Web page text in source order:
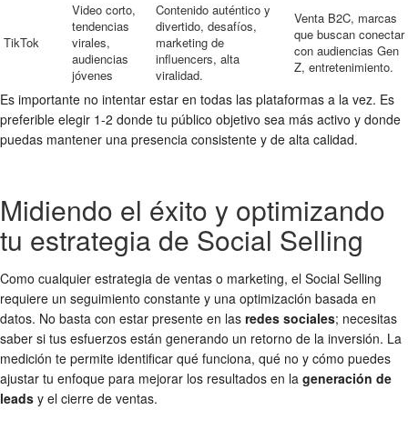
TikTok
Video corto,
tendencias
virales,
audiencias
jóvenes
Contenido auténtico y
divertido, desafíos,
marketing de
influencers, alta
viralidad.
Venta B2C, marcas
que buscan conectar
con audiencias Gen
Z, entretenimiento.
Es importante no intentar estar en todas las plataformas a la vez. Es
preferible elegir 1-2 donde tu público objetivo sea más activo y donde
puedas mantener una presencia consistente y de alta calidad.
Midiendo el éxito y optimizando
tu estrategia de Social Selling
Como cualquier estrategia de ventas o marketing, el Social Selling
requiere un seguimiento constante y una optimización basada en
datos. No basta con estar presente en las redes sociales; necesitas
saber si tus esfuerzos están generando un retorno de la inversión. La
medición te permite identificar qué funciona, qué no y cómo puedes
ajustar tu enfoque para mejorar los resultados en la generación de
leads y el cierre de ventas.